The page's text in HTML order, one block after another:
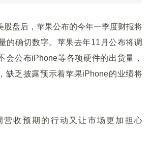
股盘后，苹果公布的今年一季度财报将
的确切数字。苹果去年11月公布将调
会公布iPhone等各项硬件的出货量，
缺乏披露预示着苹果iPhone的业绩将
营收预期的行动又让市场更加担心